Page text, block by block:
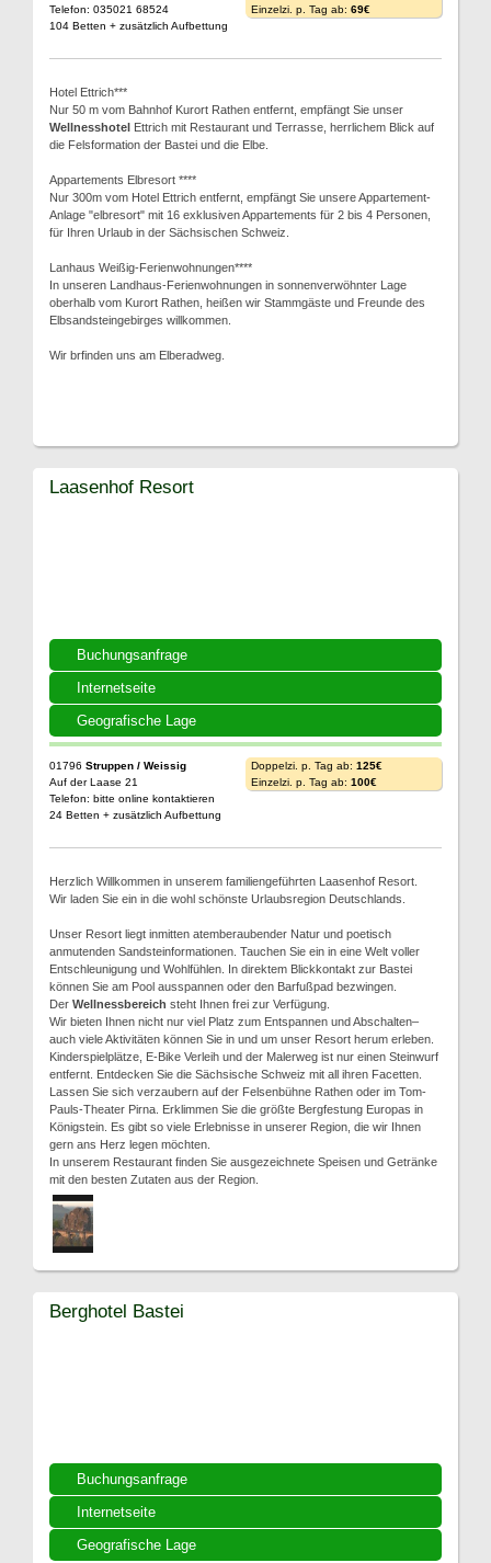
Telefon: 035021 68524
104 Betten + zusätzlich Aufbettung
Einzelzi. p. Tag ab: 69€
Hotel Ettrich***
Nur 50 m vom Bahnhof Kurort Rathen entfernt, empfängt Sie unser
Wellnesshotel Ettrich mit Restaurant und Terrasse, herrlichem Blick auf
die Felsformation der Bastei und die Elbe.
Appartements Elbresort ****
Nur 300m vom Hotel Ettrich entfernt, empfängt Sie unsere Appartement-
Anlage "elbresort" mit 16 exklusiven Appartements für 2 bis 4 Personen,
für Ihren Urlaub in der Sächsischen Schweiz.
Lanhaus Weißig-Ferienwohnungen****
In unseren Landhaus-Ferienwohnungen in sonnenverwöhnter Lage
oberhalb vom Kurort Rathen, heißen wir Stammgäste und Freunde des
Elbsandsteingebirges willkommen.
Wir brfinden uns am Elberadweg.
Buchungsanfrage
Internetseite
Geografische Lage
Laasenhof Resort
01796 Struppen / Weissig
Auf der Laase 21
Telefon: bitte online kontaktieren
24 Betten + zusätzlich Aufbettung
Doppelzi. p. Tag ab: 125€
Einzelzi. p. Tag ab: 100€
Herzlich Willkommen in unserem familiengeführten Laasenhof Resort.
Wir laden Sie ein in die wohl schönste Urlaubsregion Deutschlands.
Unser Resort liegt inmitten atemberaubender Natur und poetisch
anmutenden Sandsteinformationen. Tauchen Sie ein in eine Welt voller
Entschleunigung und Wohlfühlen. In direktem Blickkontakt zur Bastei
können Sie am Pool ausspannen oder den Barfußpad bezwingen.
Der Wellnessbereich steht Ihnen frei zur Verfügung.
Wir bieten Ihnen nicht nur viel Platz zum Entspannen und Abschalten–
auch viele Aktivitäten können Sie in und um unser Resort herum erleben.
Kinderspielplätze, E-Bike Verleih und der Malerweg ist nur einen Steinwurf
entfernt. Entdecken Sie die Sächsische Schweiz mit all ihren Facetten.
Lassen Sie sich verzaubern auf der Felsenbühne Rathen oder im Tom-
Pauls-Theater Pirna. Erklimmen Sie die größte Bergfestung Europas in
Königstein. Es gibt so viele Erlebnisse in unserer Region, die wir Ihnen
gern ans Herz legen möchten.
In unserem Restaurant finden Sie ausgezeichnete Speisen und Getränke
mit den besten Zutaten aus der Region.
Buchungsanfrage
Internetseite
Geografische Lage
Berghotel Bastei